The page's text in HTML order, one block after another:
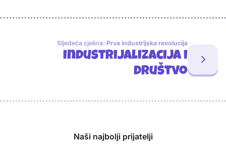
Sljedeća cjelina: Prva industrijska revolucija
Industrijalizacija i
društvo
Naši najbolji prijatelji